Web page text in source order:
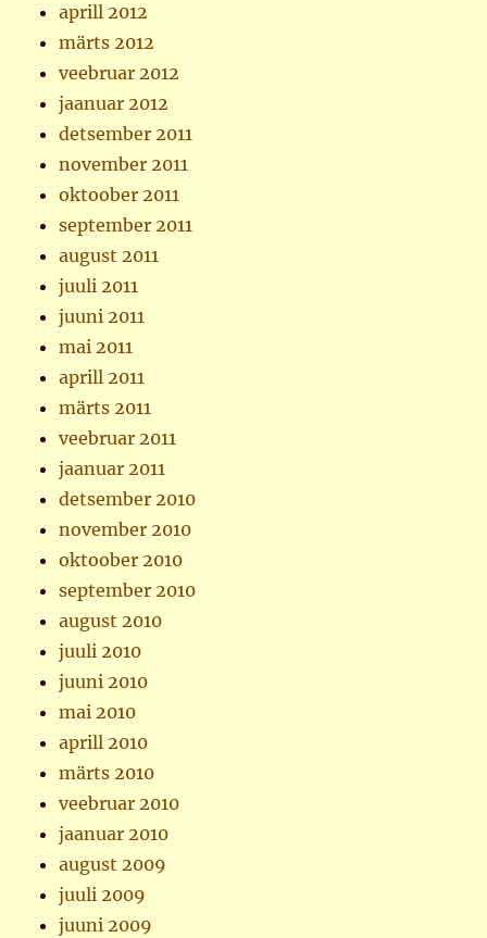
aprill 2012
märts 2012
veebruar 2012
jaanuar 2012
detsember 2011
november 2011
oktoober 2011
september 2011
august 2011
juuli 2011
juuni 2011
mai 2011
aprill 2011
märts 2011
veebruar 2011
jaanuar 2011
detsember 2010
november 2010
oktoober 2010
september 2010
august 2010
juuli 2010
juuni 2010
mai 2010
aprill 2010
märts 2010
veebruar 2010
jaanuar 2010
august 2009
juuli 2009
juuni 2009